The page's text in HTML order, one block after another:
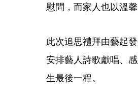
慰問，而家人也以溫
此次追思禮拜由藝起
安排藝人詩歌獻唱、
生最後一程。